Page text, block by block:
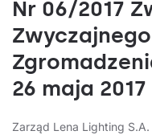
Nr 06/2017
26 maja
Zarząd Lena Lighting